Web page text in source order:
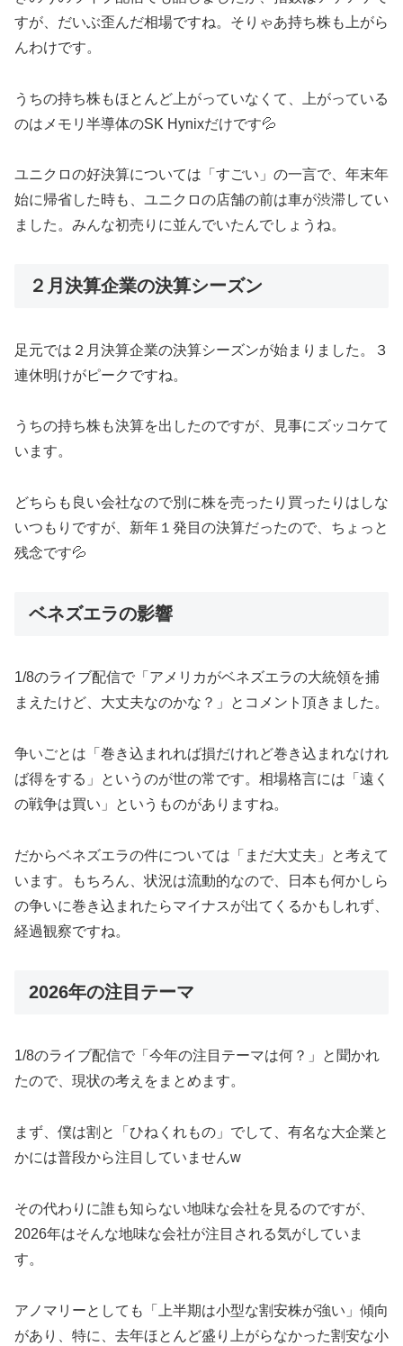
すが、だいぶ歪んだ相場ですね。そりゃあ持ち株も上がら
んわけです。
うちの持ち株もほとんど上がっていなくて、上がっている
のはメモリ半導体のSK Hynixだけです💦
ユニクロの好決算については「すごい」の一言で、年末年
始に帰省した時も、ユニクロの店舗の前は車が渋滞してい
ました。みんな初売りに並んでいたんでしょうね。
２月決算企業の決算シーズン
足元では２月決算企業の決算シーズンが始まりました。３
連休明けがピークですね。
うちの持ち株も決算を出したのですが、見事にズッコケて
います。
どちらも良い会社なので別に株を売ったり買ったりはしな
いつもりですが、新年１発目の決算だったので、ちょっと
残念です💦
ベネズエラの影響
1/8のライブ配信で「アメリカがベネズエラの大統領を捕
まえたけど、大丈夫なのかな？」とコメント頂きました。
争いごとは「巻き込まれれば損だけれど巻き込まれなけれ
ば得をする」というのが世の常です。相場格言には「遠く
の戦争は買い」というものがありますね。
だからベネズエラの件については「まだ大丈夫」と考えて
います。もちろん、状況は流動的なので、日本も何かしら
の争いに巻き込まれたらマイナスが出てくるかもしれず、
経過観察ですね。
2026年の注目テーマ
1/8のライブ配信で「今年の注目テーマは何？」と聞かれ
たので、現状の考えをまとめます。
まず、僕は割と「ひねくれもの」でして、有名な大企業と
かには普段から注目していませんw
その代わりに誰も知らない地味な会社を見るのですが、
2026年はそんな地味な会社が注目される気がしていま
す。
アノマリーとしても「上半期は小型な割安株が強い」傾向
があり、特に、去年ほとんど盛り上がらなかった割安な小